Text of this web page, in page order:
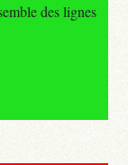
des lignes